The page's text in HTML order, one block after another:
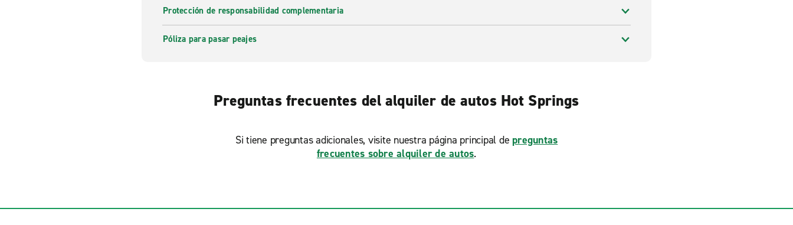
Protección de responsabilidad complementaria
Póliza para pasar peajes
Preguntas frecuentes del alquiler de autos Hot Springs
Si tiene preguntas adicionales, visite nuestra página principal de preguntas
frecuentes sobre alquiler de autos.